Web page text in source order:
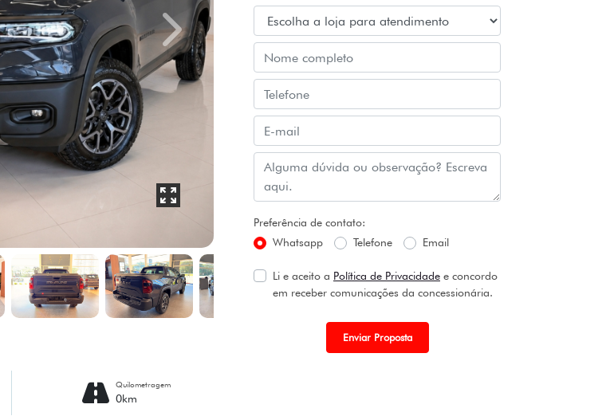
Preferência de contato:
Whatsapp
Telefone Email
Li e aceito a Política de Privacidade e concordo
em receber comunicações da concessionária.
Enviar Proposta
Next
Quilometragem
0km